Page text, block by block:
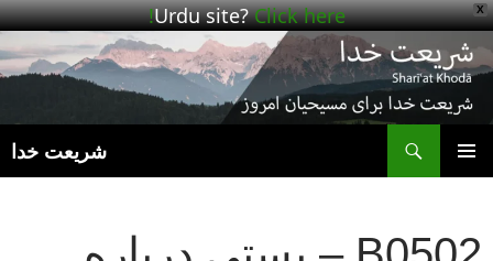
X
Urdu site?Click here!
شریعت خدا